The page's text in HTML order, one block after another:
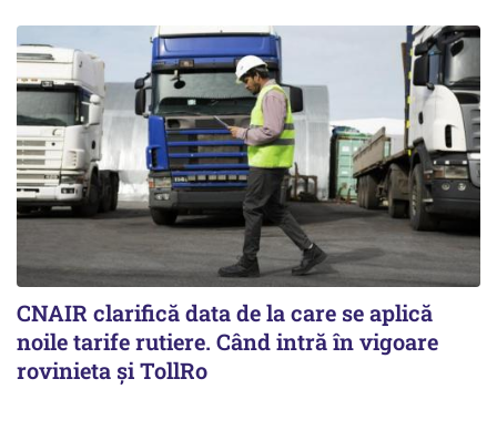
CNAIR clarifică data de la care se aplică
noile tarife rutiere. Când intră în vigoare
rovinieta și TollRo